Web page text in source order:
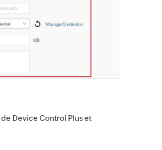
de Device Control Plus et